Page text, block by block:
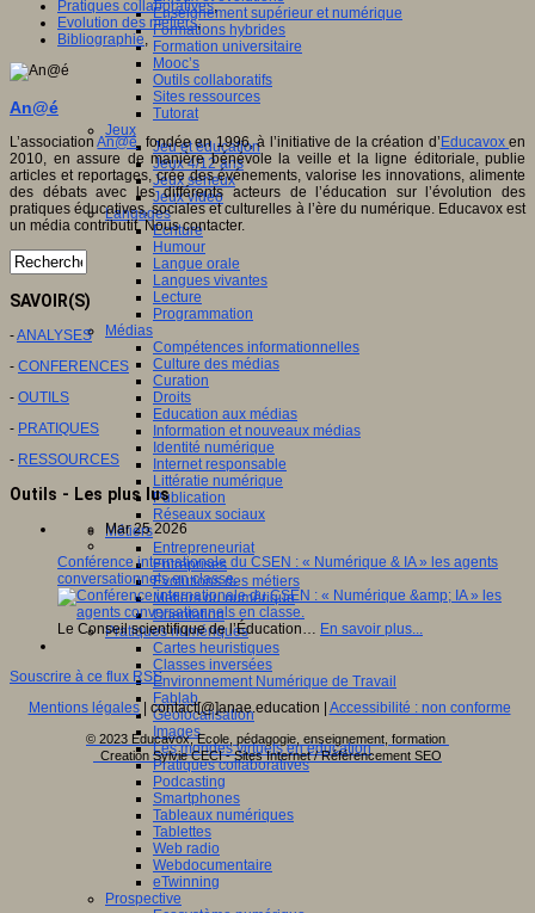
Enseignement supérieur et numérique
Formations hybrides
Formation universitaire
Mooc’s
Outils collaboratifs
Sites ressources
Tutorat
Jeux
Jeu et éducation
Jeux 4/12 ans
Jeux sérieux
Jeux vidéo
Langages
Ecriture
Humour
Langue orale
Langues vivantes
Lecture
Programmation
Médias
Compétences informationnelles
Culture des médias
Curation
Droits
Education aux médias
Information et nouveaux médias
Identité numérique
Internet responsable
Littératie numérique
Publication
Réseaux sociaux
Métiers
Entrepreneuriat
Entreprises
Evolutions des métiers
Métiers du numérique
Orientation
Pratiques numériques
Cartes heuristiques
Classes inversées
Environnement Numérique de Travail
Fablab
Géolocalisation
Images
Les mondes virtuels en éducation
Pratiques collaboratives
Podcasting
Smartphones
Tableaux numériques
Tablettes
Web radio
Webdocumentaire
eTwinning
Prospective
Pratiques collaboratives,
Evolution des métiers,
Bibliographie,
An@é
L’associationAn@é, fondée en 1996, à l’initiative de la création d’ Educavoxen
2010, en assure de manière bénévole la veille et la ligne éditoriale, publie
articles et reportages, crée des événements, valorise les innovations, alimente
des débats avec les différents acteurs de l’éducation sur l’évolution des
pratiques éducatives, sociales et culturelles à l’ère du numérique. Educavox est
un média contributif. Nous contacter.
SAVOIR(S)
-ANALYSES
- CONFERENCES
- OUTILS
- PRATIQUES
- RESSOURCES
Outils - Les plus lus
Mar 25 2026
Conférence internationale du CSEN : « Numérique & IA » les agents
conversationnels en classe.
Le Conseil scientifique de l’Éducation… En savoir plus...
Souscrire à ce flux RSS
Mentions légales| contact[@]anae.education | Accessibilité : non conforme
© 2023 Educavox, Ecole, pédagogie, enseignement, formation
Creation Sylvie CECI - Sites Internet / Référencement SEO